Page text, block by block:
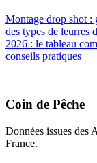
Montage drop shot :
des types de leurres
2026 : le tableau
conseils pratiques
Coin de Pêche
Données issues
France.